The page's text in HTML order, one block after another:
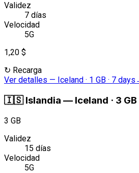
Validez
7 días
Velocidad
5G
1,20 $
↻ Recarga
Ver detalles — Iceland · 1 GB · 7 days
🇮🇸 Islandia — Iceland · 3
3 GB
Validez
15 días
Velocidad
5G